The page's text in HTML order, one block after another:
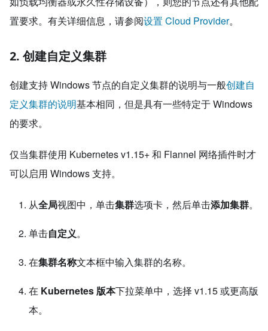
置要求。有关详细信息，请参阅设置 Cloud Provider。
2. 创建自定义集群
创建支持 Windows 节点的自定义集群的说明与一般创建自
定义集群的说明基本相同，但是具有一些特定于 Windows
的要求。
仅当集群使用 Kubernetes v1.15+ 和 Flannel 网络插件时才
可以启用 Windows 支持。
从全局视图中，单击集群选项卡，然后单击添加集群。
单击自定义。
在集群名称文本框中输入集群的名称。
在 Kubernetes 版本下拉菜单中，选择 v1.15 或更高版
本。